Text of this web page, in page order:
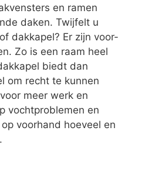
en ramen
daken. Twijfelt u
dakkapel? Er zijn voor-
Zo is een raam heel
biedt dan
om recht te kunnen
meer werk en
vochtproblemen en
voorhand hoeveel en